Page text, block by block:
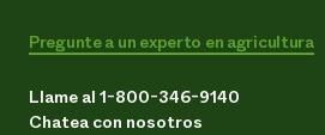
Pregunte a un experto en agricultura
Llame al 1-800-346-9140
Chatea con nosotros